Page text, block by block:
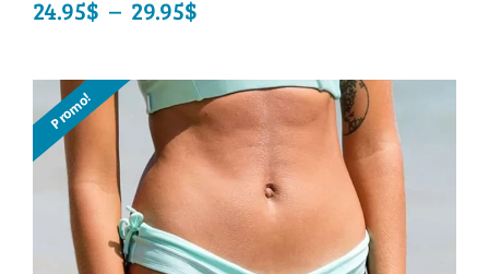
24.95$ – 29.95$
prix :
24.95$
à
29.95$
Promo!